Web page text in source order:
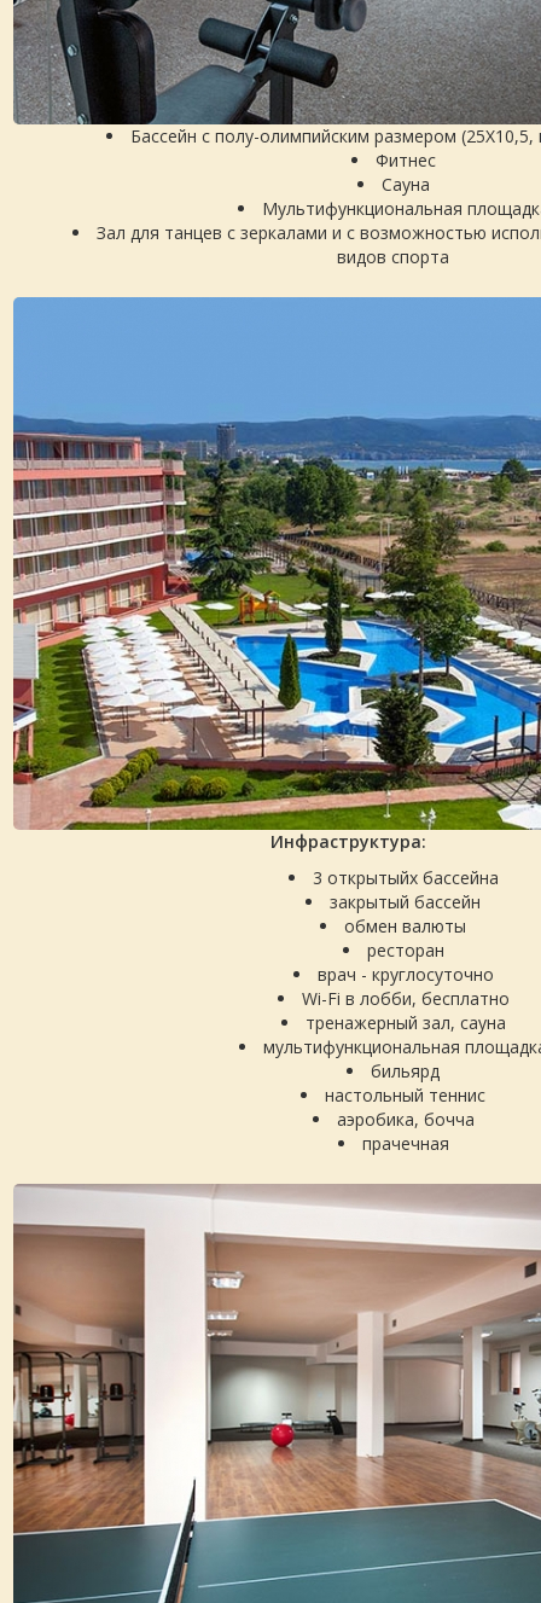
Бассейн с полу-олимпийским размером (25Х10,5,
Фитнес
Сауна
Мультифункциональная
Зал для танцев с зеркалами и с возможностью
видов спорта
Инфраструктура:
3 открытыйх бассейна
закрытый бассейн
обмен валюты
ресторан
врач - круглосуточно
Wi-Fi в лобби, бесплатно
тренажерный зал, сауна
мультифункциональная
бильярд
настольный теннис
аэробика, бочча
прачечная